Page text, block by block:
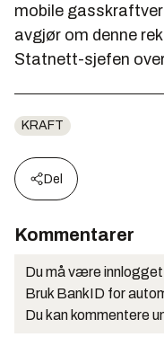
mobile
avgjør om denne
Statnett-sjefen
KRAFT
Del
Kommentarer
Du må være
Bruk BankID for
Du kan kommentere